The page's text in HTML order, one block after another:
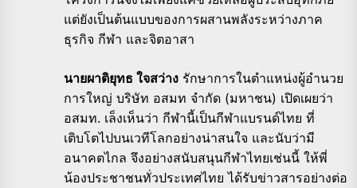
แต่ยังเป็นต้นแบบของการผสานพลังระหว่างภาค
ธุรกิจ กีฬา และจิตอาสา
นายผาติยุทธ ใจสว่าง รักษาการในตำแหน่งผู้อำนวย
การใหญ่ บริษัท อสมท จำกัด (มหาชน) เปิดเผยว่า
อสมท. เล็งเห็นว่า กีฬานี้เป็นกีฬาแบรนด์ไทย ที่
เติบโตไปบนเวทีโลกอย่างน่าสนใจ และนับว่ามี
อนาคตไกล จึงอย่างสนับสนุนกีฬาไทยเช่นนี้ ให้พี่
น้องประชาชนทั่วประเทศไทย ได้รับข่าวสารอย่างต่อ